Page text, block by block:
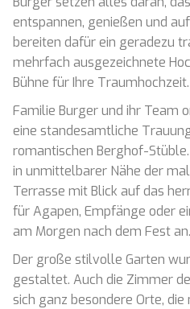
entspannen, genießen und
bereiten dafür ein geradezu
mehrfach ausgezeichnete
Bühne für Ihre Traumhochzeit.
Familie Burger und ihr Team
eine standesamtliche
romantischen Berghof-
in unmittelbarer Nähe der
Terrasse mit Blick auf das
für Agapen, Empfänge oder
am Morgen nach dem Fest an.
Der große stilvolle Garten
gestaltet. Auch die Zimmer
sich ganz besondere Orte,